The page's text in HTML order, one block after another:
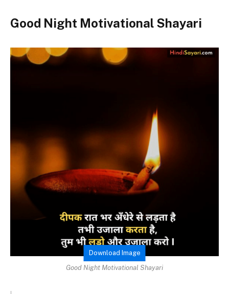
Good Night Motivational Shayari
Download Image
Good Night Motivational Shayari